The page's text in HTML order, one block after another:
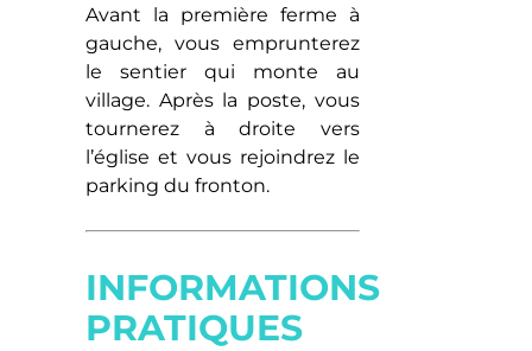
Avant la première ferme à
gauche, vous emprunterez
le sentier qui monte au
village. Après la poste, vous
tournerez à droite vers
l’église et vous rejoindrez le
parking du fronton.
INFORMATIONS
PRATIQUES